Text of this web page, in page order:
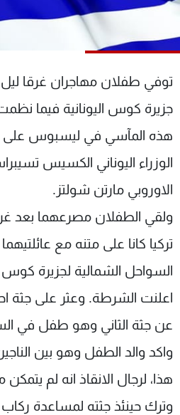
توفي طفلان مهاجران غرقا
جزيرة كوس اليونانية فيما
هذه المآسي في ليسبوس على
الوزراء اليوناني الكسيس
الاوروبي مارتن شولتز.
ولقي الطفلان مصرعهما بعد
السواحل الشمالية لجزيرة
اعلنت الشرطة. وعثر على جثة
عن جثة الثاني وهو طفل في
هذا، لرجال الانقاذ انه لم
وترك حينئذ جثته لمساعدة ركاب
شاهد البرامج
الترددات
عن MTV
لاعلاناتكم
وظائف
شروط